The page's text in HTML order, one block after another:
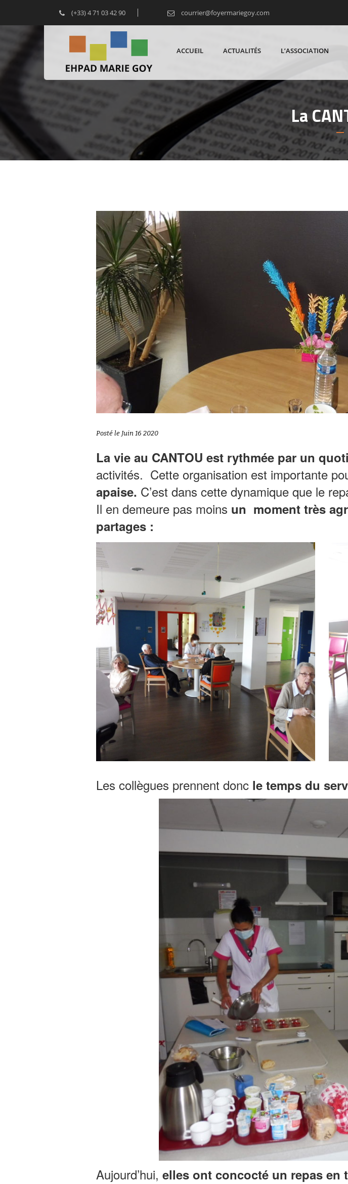
(+33) 4 71 03 42 90 courrier@foyermariegoy.com
ACCUEIL ACTUALITÉS L’ASSOCIATION
La
Posté le Juin 16 2020
La vie au CANTOU est rythmée par un
activités. Cette organisation est importante
apaise. C’est dans cette dynamique que le
Il en demeure pas moins un moment très
partages :
Les collègues prennent donc le temps du
Aujourd’hui, elles ont concocté un repas en